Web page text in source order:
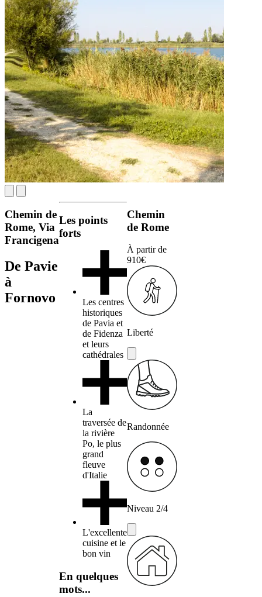
Chemin de
Rome, Via
Francigena
De Pavie
à
Fornovo
Les points
forts
Les centres
historiques
de Pavia et
de Fidenza
et leurs
cathédrales
La
traversée de
la rivière
Po, le plus
grand
fleuve
d'Italie
L'excellente
cuisine et le
bon vin
En quelques
mots...
Chemin
de Rome
À partir de
910€
Liberté
Randonnée
Niveau 2/4